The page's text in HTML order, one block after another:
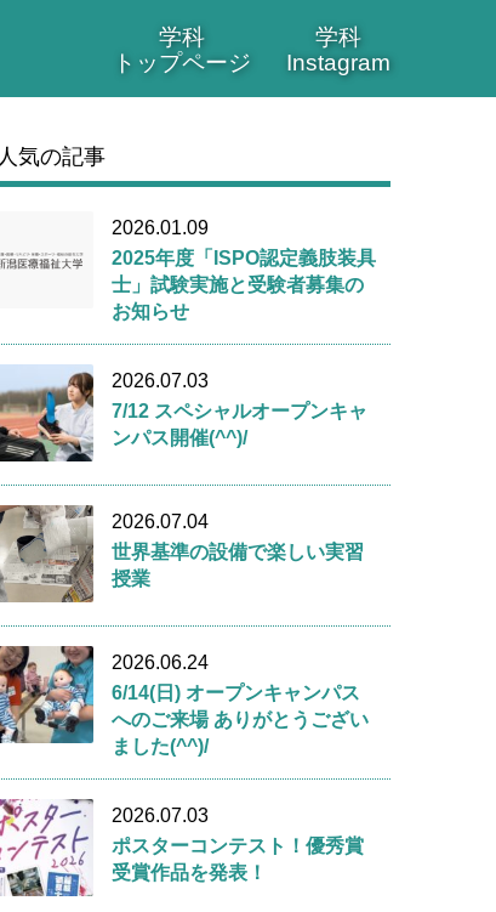
学科
トップページ
学科
Instagram
人気の記事
2026.01.09
2025年度「ISPO認定義肢装具
士」試験実施と受験者募集の
お知らせ
2026.07.03
7/12 スペシャルオープンキャ
ンパス開催(^^)/
2026.07.04
世界基準の設備で楽しい実習
授業
2026.06.24
6/14(日) オープンキャンパス
へのご来場 ありがとうござい
ました(^^)/
2026.07.03
ポスターコンテスト！優秀賞
受賞作品を発表！